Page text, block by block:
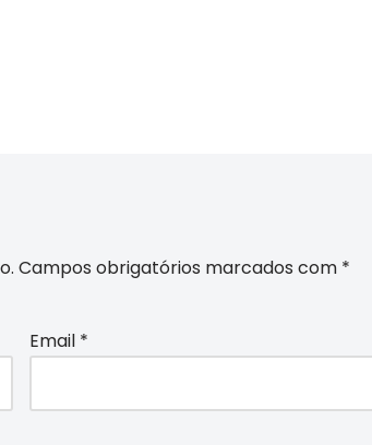
Campos obrigatórios marcados com *
Email *